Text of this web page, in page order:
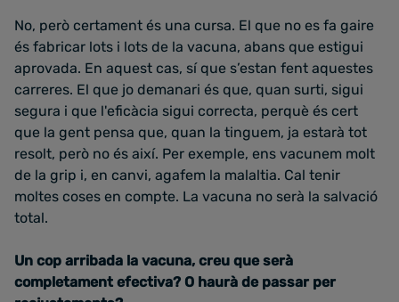
No, però certament és una cursa. El que no es fa gaire
és fabricar lots i lots de la vacuna, abans que estigui
aprovada. En aquest cas, sí que s’estan fent aquestes
carreres. El que jo demanari és que, quan surti, sigui
segura i que l'eficàcia sigui correcta, perquè és cert
que la gent pensa que, quan la tinguem, ja estarà tot
resolt, però no és així. Per exemple, ens vacunem molt
de la grip i, en canvi, agafem la malaltia. Cal tenir
moltes coses en compte. La vacuna no serà la salvació
total.
Un cop arribada la vacuna, creu que serà
completament efectiva? O haurà de passar per